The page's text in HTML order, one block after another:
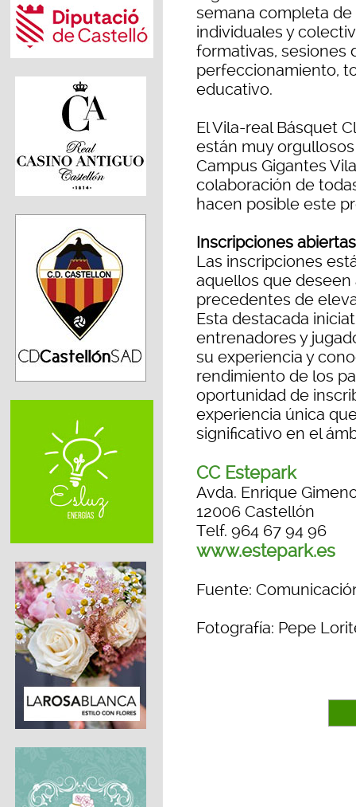
semana completa
individuales y
formativas, sesiones
perfeccionamiento,
educativo.
El Vila-real Básquet
están muy
Campus Gigantes
colaboración de
hacen posible este
Inscripciones abiertas
Las inscripciones
aquellos que
precedentes de
Esta destacada
entrenadores y
su experiencia y
rendimiento de los
oportunidad de
experiencia única
significativo en el
CC Estepark
Avda. Enrique
12006 Castellón
Telf. 964 67 94 96
www.estepark.es
Fuente:
Fotografía: Pepe